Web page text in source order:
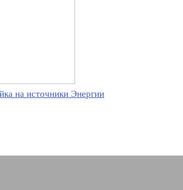
на источники Энергии